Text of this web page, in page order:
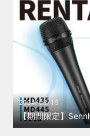
2024/06/15
【期間限定】